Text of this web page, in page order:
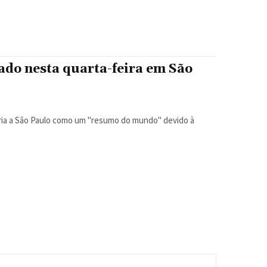
nesta quarta-feira em São
a São Paulo como um "resumo do mundo" devido à